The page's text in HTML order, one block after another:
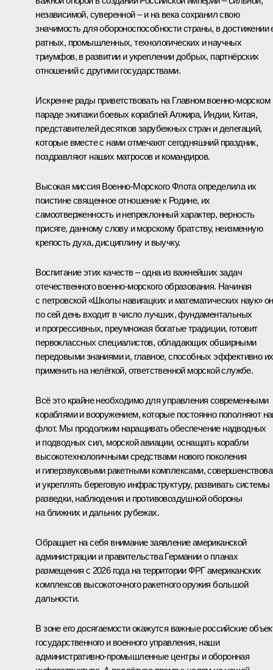
независимой, суверенной – и на века сохранил свою
значимость для обороноспособности страны, в достижении
ратных, промышленных, технологических и научных
триумфов, в развитии и укреплении добрых, партнёрских
отношений с другими государствами.
Искренне рады приветствовать на Главном военно-морском
параде экипажи боевых кораблей Алжира, Индии, Китая,
представителей десятков зарубежных стран и делегаций,
которые вместе с нами отмечают сегодняшний праздник,
поздравляют наших матросов и командиров.
Высокая миссия Военно-Морского Флота определила их
поистине священное отношение к Родине, их
самоотверженность и непреклонный характер, верность
присяге, данному слову и морскому братству, неизменную
крепость духа, дисциплину и выучку.
Воспитание этих качеств – одна из важнейших задач
отечественного военно-морского образования. Начиная
с петровской «Школы навигацких и математических наук»
по сей день входит в число лучших, фундаментальных
и прогрессивных, преумножая богатые традиции, готовит
первоклассных специалистов, обладающих обширными
передовыми знаниями и, главное, способных эффективно их
применить на нелёгкой, ответственной морской службе.
Всё это крайне необходимо для управления современными
кораблями и вооружением, которые постоянно пополняют
флот. Мы продолжим наращивать обеспечение надводных
и подводных сил, морской авиации, оснащать корабли
высокотехнологичными средствами нового поколения
и гиперзвуковыми ракетными комплексами,
и укреплять береговую инфраструктуру, развивать системы
разведки, наблюдения и противовоздушной обороны
на ближних и дальних рубежах.
Обращает на себя внимание заявление американской
администрации и правительства Германии о планах
размещения с 2026 года на территории ФРГ американских
комплексов высокоточного ракетного оружия большой
дальности.
В зоне его досягаемости окажутся важные российские
государственного и военного управления, наши
административно-промышленные центры и оборонная